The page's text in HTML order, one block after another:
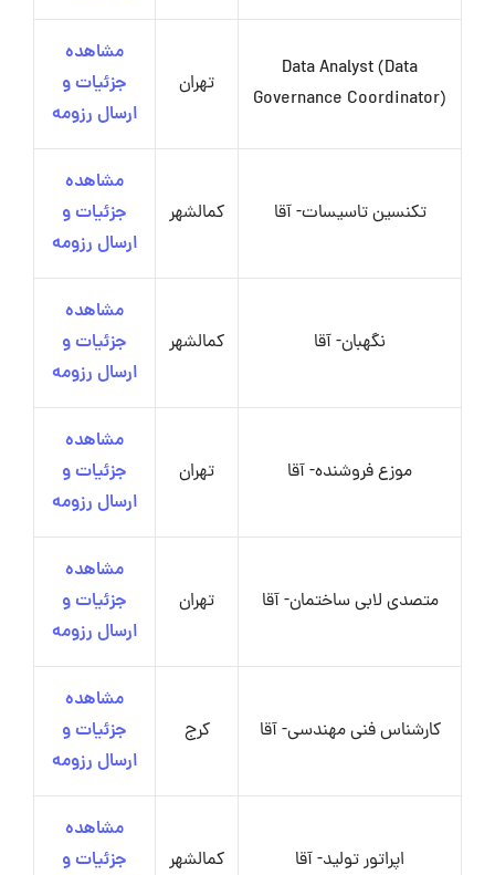
Data Analyst (Data
Governance Coordinator)
تهران
مشاهده
جزئیات و
ارسال رزومه
تکنسین تاسیسات- آقا کمالشهر
مشاهده
جزئیات و
ارسال رزومه
نگهبان- آقا کمالشهر
مشاهده
جزئیات و
ارسال رزومه
موزع فروشنده- آقا تهران
مشاهده
جزئیات و
ارسال رزومه
متصدی لابی ساختمان- آقا تهران
مشاهده
جزئیات و
ارسال رزومه
کارشناس فنی مهندسی- آقا کرج
مشاهده
جزئیات و
ارسال رزومه
اپراتور تولید- آقا کمالشهر
مشاهده
جزئیات و